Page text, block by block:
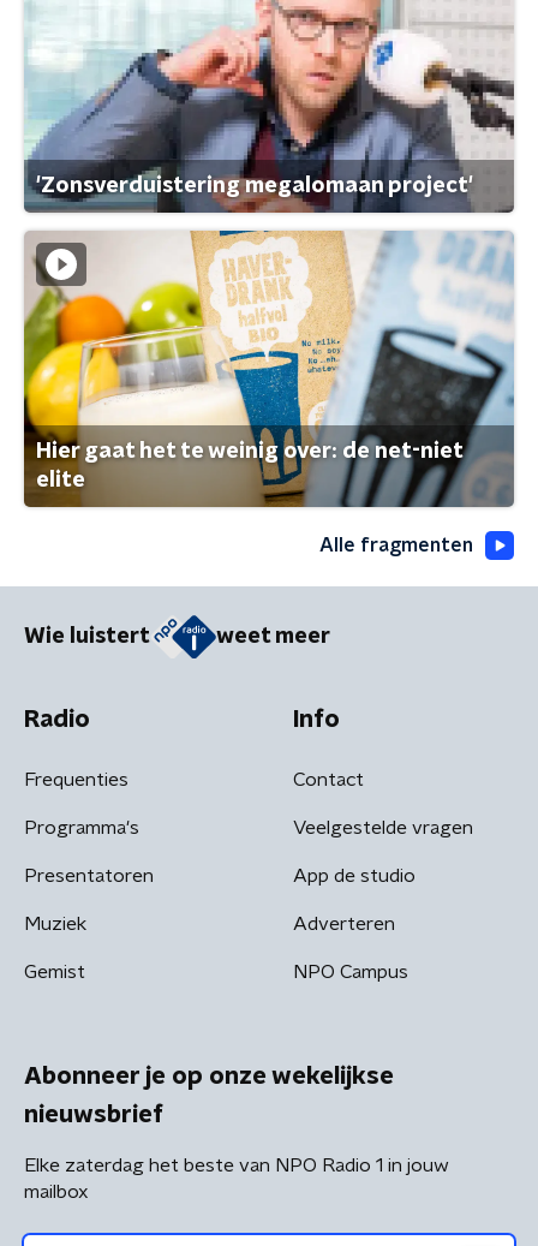
'Zonsverduistering megalomaan project'
Hier gaat het te weinig over: de net-niet
elite
Alle fragmenten
Wie luistert weet meer
Radio
Frequenties
Programma's
Presentatoren
Muziek
Gemist
Info
Contact
Veelgestelde vragen
App de studio
Adverteren
NPO Campus
Abonneer je op onze wekelijkse
nieuwsbrief
Elke zaterdag het beste van NPO Radio 1 in jouw
mailbox